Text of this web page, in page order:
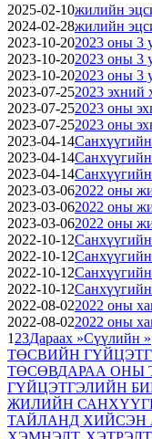
2025-02-10жилийн
2024-02-28жилийн
2023-10-202023 оны 3
2023-10-202023 оны 3
2023-10-202023 оны 3
2023-07-252023 эхний
2023-07-252023 оны
2023-07-252023 оны
2023-04-14
2023-04-14
2023-04-14Санхүүгийн
2023-03-062022 оны
2023-03-062022 оны
2023-03-062022 оны
2022-10-12
2022-10-12
2022-10-12
2022-10-12
2022-08-022022 оны
2022-08-022022 оны
1 23Дараах »Сүүлийн »
ТӨСВИЙН
ТӨСӨВДАРАА ОНЫ
ГҮЙЦЭТГЭЛИЙН
ЖИЛИЙН
ТАЙЛАНД ХИЙСЭН